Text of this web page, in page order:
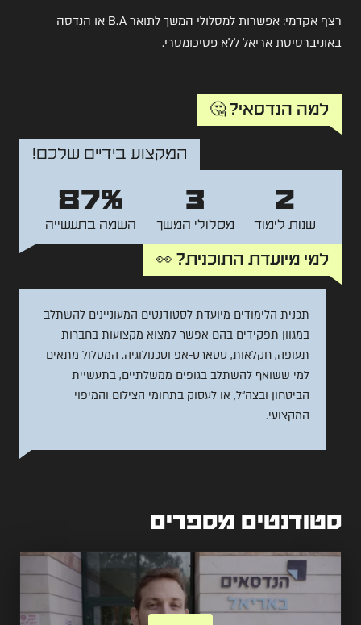
רצף אקדמי: אפשרות למסלולי המשך לתואר B.A או הנדסה
באוניברסיטת אריאל ללא פסיכומטרי.
למה הנדסאי? 🤔
המקצוע בידיים שלכם!
2
שנות לימוד
3
מסלולי המשך
87%
השמה בתעשייה
למי מיועדת התוכנית? 👀
תכנית הלימודים מיועדת לסטודנטים המעוניינים להשתלב
במגוון תפקידים בהם אפשר למצוא מקצועות בחברות
תעופה, חקלאות, סטארט-אפ וטכנולוגיה. המסלול מתאים
למי ששואף להשתלב בגופים ממשלתיים, בתעשיית
הביטחון ובצה"ל, או לעסוק בתחומי הצילום והמיפוי
המקצועי.
סטודנטים מספרים